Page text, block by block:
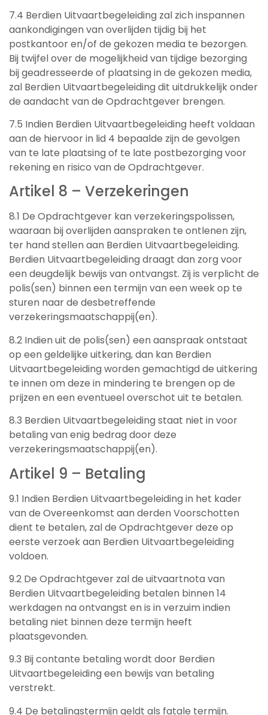
7.4 Berdien Uitvaartbegeleiding zal zich inspannen
aankondigingen van overlijden tijdig bij het
postkantoor en/of de gekozen media te bezorgen.
Bij twijfel over de mogelijkheid van tijdige bezorging
bij geadresseerde of plaatsing in de gekozen media,
zal Berdien Uitvaartbegeleiding dit uitdrukkelijk onder
de aandacht van de Opdrachtgever brengen.
7.5 Indien Berdien Uitvaartbegeleiding heeft voldaan
aan de hiervoor in lid 4 bepaalde zijn de gevolgen
van te late plaatsing of te late postbezorging voor
rekening en risico van de Opdrachtgever.
Artikel 8 – Verzekeringen
8.1 De Opdrachtgever kan verzekeringspolissen,
waaraan bij overlijden aanspraken te ontlenen zijn,
ter hand stellen aan Berdien Uitvaartbegeleiding.
Berdien Uitvaartbegeleiding draagt dan zorg voor
een deugdelijk bewijs van ontvangst. Zij is verplicht de
polis(sen) binnen een termijn van een week op te
sturen naar de desbetreffende
verzekeringsmaatschappij(en).
8.2 Indien uit de polis(sen) een aanspraak ontstaat
op een geldelijke uitkering, dan kan Berdien
Uitvaartbegeleiding worden gemachtigd de uitkering
te innen om deze in mindering te brengen op de
prijzen en een eventueel overschot uit te betalen.
8.3 Berdien Uitvaartbegeleiding staat niet in voor
betaling van enig bedrag door deze
verzekeringsmaatschappij(en).
Artikel 9 – Betaling
9.1 Indien Berdien Uitvaartbegeleiding in het kader
van de Overeenkomst aan derden Voorschotten
dient te betalen, zal de Opdrachtgever deze op
eerste verzoek aan Berdien Uitvaartbegeleiding
voldoen.
9.2 De Opdrachtgever zal de uitvaartnota van
Berdien Uitvaartbegeleiding betalen binnen 14
werkdagen na ontvangst en is in verzuim indien
betaling niet binnen deze termijn heeft
plaatsgevonden.
9.3 Bij contante betaling wordt door Berdien
Uitvaartbegeleiding een bewijs van betaling
verstrekt.
9.4 De betalingstermijn geldt als fatale termijn.